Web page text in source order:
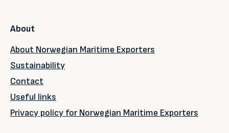
About
About Norwegian Maritime Exporters
Sustainability
Contact
Useful links
Privacy policy for Norwegian Maritime Exporters